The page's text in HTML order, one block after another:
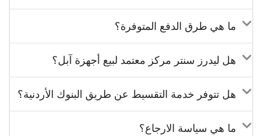
ما هي طرق الدفع المتوفرة؟
هل ليدرز سنتر مركز معتمد لبيع أجهزة آبل؟
هل تتوفر خدمة التقسيط عن طريق البنوك الأردنية؟
ما هي سياسة الارجاع؟